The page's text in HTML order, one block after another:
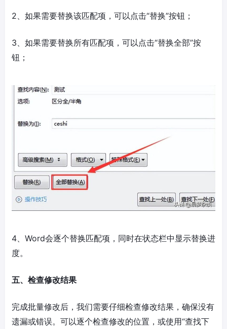
2、如果需要替换该匹配项，可以点击“替换”按钮；
3、如果需要替换所有匹配项，可以点击“替换全部”按
钮；
4、Word会逐个替换匹配项，同时在状态栏中显示替换进
度。
五、检查修改结果
完成批量修改后，我们需要仔细检查修改结果，确保没有
遗漏或错误。可以逐个检查修改的位置，或使用“查找下